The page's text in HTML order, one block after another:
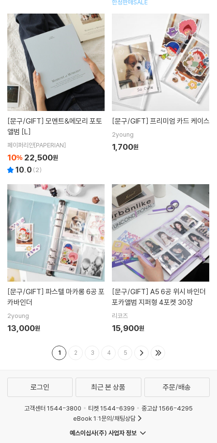
한정판매SALE
[문구/GIFT]
앨범 [L]
페이퍼리안[PAPERIAN]
10% 22,500원
10.0 (2)
[문구/GIFT] 프리미엄 카드 케이스
2young
1,700원
[문구/GIFT]
카바인더
2young
13,000원
[문구/GIFT]
포카앨범 지퍼형 4포켓 30장
리코즈
15,900원
1 2 3 4 5
로그인 최근 본 상품 주문/배송
고객센터 1544-3800 티켓 1544-6399
중고샵 1566-4295
eBook 1:1문의/채팅상담
예스이십사(주) 사업자 정보